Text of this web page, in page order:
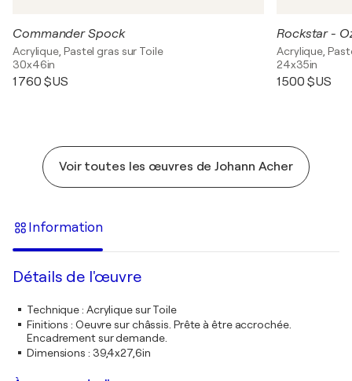
Commander Spock
Acrylique, Pastel gras sur Toile
30x46in
1 760 $US
Rockstar -
Acrylique,
24x35in
1 500 $US
Voir toutes les œuvres de Johann Acher
Information
Détails de l'œuvre
Technique: Acrylique sur Toile
Finitions : Oeuvre sur châssis. Prête à être accrochée.
Encadrement sur demande.
Dimensions : 39,4x27,6in